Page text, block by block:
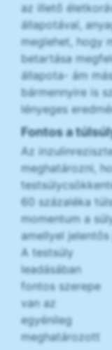
az illető
állapotával,
meglehet, hogy
betartása
állapota- ám
bármennyire is
lényeges
Fontos a
Az
meghatározni,
60 százaléka
momentum a
amellyel jelentős
A testsúly
leadásában
fontos szerepe
van az
egyénileg
meghatározott